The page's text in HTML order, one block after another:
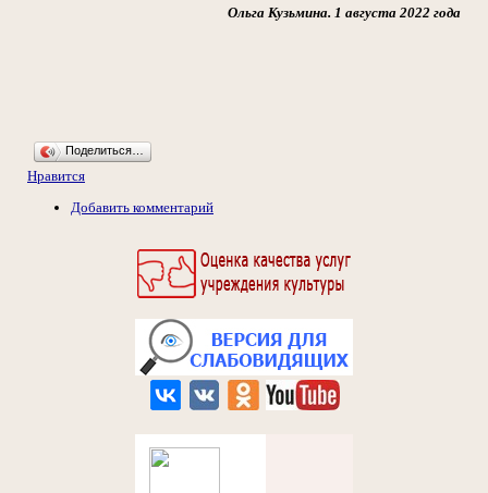
Ольга Кузьмина. 1 августа 2022 года
Поделиться…
Нравится
Добавить комментарий